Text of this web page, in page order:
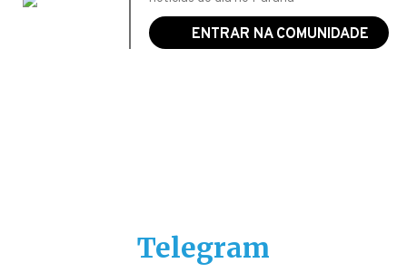
ENTRAR NA COMUNIDADE
Telegram